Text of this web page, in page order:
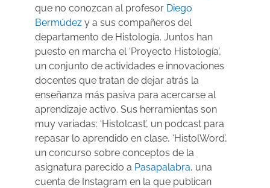
que no conozcan al profesor Diego
Bermúdez y a sus compañeros del
departamento de Histología. Juntos han
puesto en marcha el ‘Proyecto Histología’,
un conjunto de actividades e innovaciones
docentes que tratan de dejar atrás la
enseñanza más pasiva para acercarse al
aprendizaje activo. Sus herramientas son
muy variadas: ‘Histolcast’, un podcast para
repasar lo aprendido en clase, ‘HistolWord’,
un concurso sobre conceptos de la
asignatura parecido a Pasapalabra, una
cuenta de Instagram en la que publican